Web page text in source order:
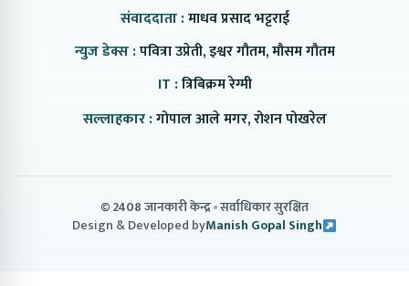
संवाददाता :माधव प्रसाद भट्टराई
न्युज डेक्स :पवित्रा उप्रेती, इश्वर गौतम, मौसम गौतम
IT :त्रिबिक्रम रेग्मी
सल्लाहकार :गोपाल आले मगर, रोशन पोखरेल
© 2408 जानकारी केन्द्र सर्वाधिकार सुरक्षित
Design & Developed byManish Gopal Singh